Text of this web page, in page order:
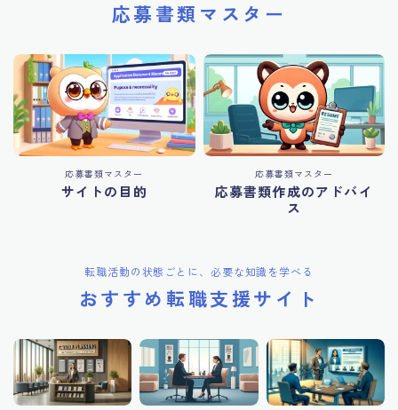
応募書類マスター
応募書類マスター
サイトの目的
応募書類マスター
応募書類作成のアドバイ
ス
転職活動の状態ごとに、必要な知識を学べる
おすすめ転職支援サイト